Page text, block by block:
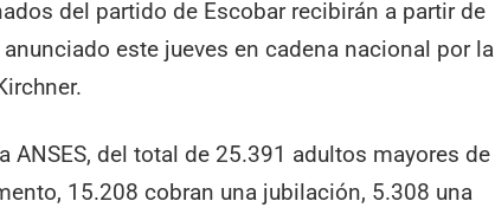
del partido de Escobar recibirán a partir de
este jueves en cadena nacional por la
ANSES, del total de 25.391 adultos mayores de
15.208 cobran una jubilación, 5.308 una